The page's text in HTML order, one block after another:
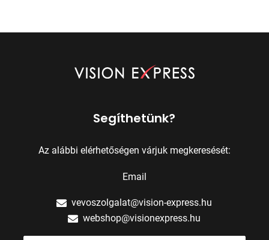
Segíthetünk?
Az alábbi elérhetőségen várjuk megkeresését:
Email
vevoszolgalat@vision-express.hu
webshop@visionexpress.hu